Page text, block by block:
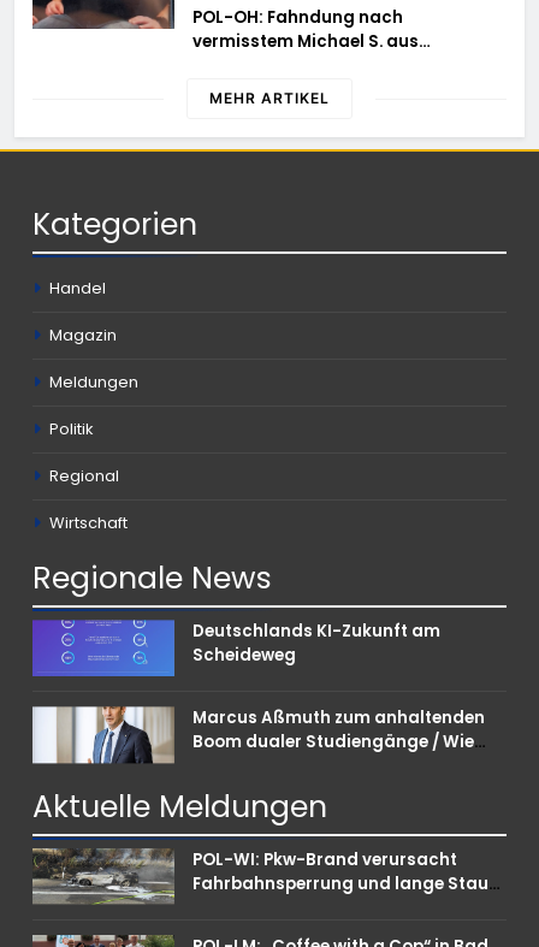
POL-OH: Fahndung nach
vermisstem Michael S. aus
MEHR ARTIKEL
Kategorien
Handel
Magazin
Meldungen
Politik
Regional
Wirtschaft
Regionale News
Deutschlands KI-Zukunft am
Scheideweg
Marcus Aßmuth zum anhaltenden
Boom dualer Studiengänge / Wie
punkten können
Aktuelle Meldungen
POL-WI: Pkw-Brand verursacht
Fahrbahnsperrung und lange Staus